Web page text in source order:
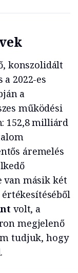
konszolidált
2022-es
a
működési
152,8 milliárd
áremelés
van másik két
volt, a
megjelenő
tudjuk, hogy